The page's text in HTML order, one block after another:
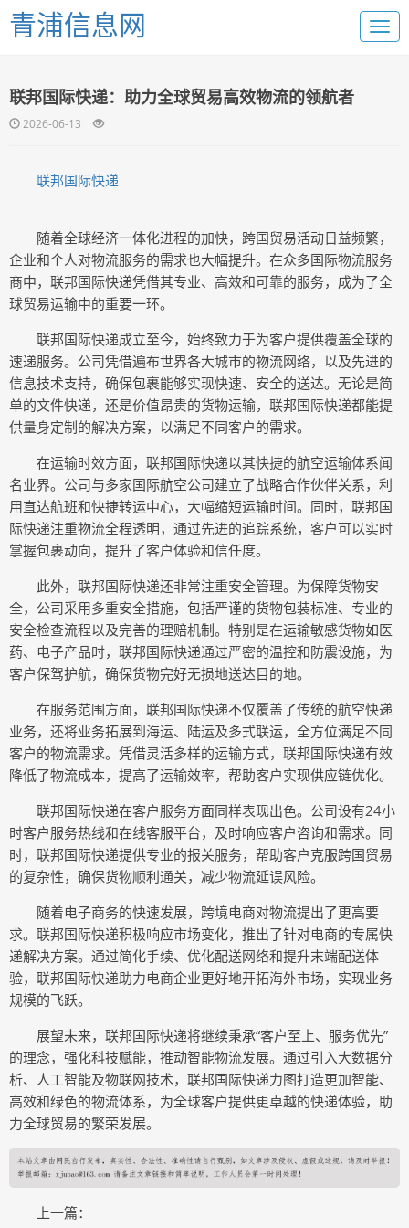
青浦信息网
联邦国际快递：助力全球贸易高效物流的领航者
2026-06-13
联邦国际快递
随着全球经济一体化进程的加快，跨国贸易活动日益频繁，
企业和个人对物流服务的需求也大幅提升。在众多国际物流服务
商中，联邦国际快递凭借其专业、高效和可靠的服务，成为了全
球贸易运输中的重要一环。
联邦国际快递成立至今，始终致力于为客户提供覆盖全球的
速递服务。公司凭借遍布世界各大城市的物流网络，以及先进的
信息技术支持，确保包裹能够实现快速、安全的送达。无论是简
单的文件快递，还是价值昂贵的货物运输，联邦国际快递都能提
供量身定制的解决方案，以满足不同客户的需求。
在运输时效方面，联邦国际快递以其快捷的航空运输体系闻
名业界。公司与多家国际航空公司建立了战略合作伙伴关系，利
用直达航班和快捷转运中心，大幅缩短运输时间。同时，联邦国
际快递注重物流全程透明，通过先进的追踪系统，客户可以实时
掌握包裹动向，提升了客户体验和信任度。
此外，联邦国际快递还非常注重安全管理。为保障货物安
全，公司采用多重安全措施，包括严谨的货物包装标准、专业的
安全检查流程以及完善的理赔机制。特别是在运输敏感货物如医
药、电子产品时，联邦国际快递通过严密的温控和防震设施，为
客户保驾护航，确保货物完好无损地送达目的地。
在服务范围方面，联邦国际快递不仅覆盖了传统的航空快递
业务，还将业务拓展到海运、陆运及多式联运，全方位满足不同
客户的物流需求。凭借灵活多样的运输方式，联邦国际快递有效
降低了物流成本，提高了运输效率，帮助客户实现供应链优化。
联邦国际快递在客户服务方面同样表现出色。公司设有24小
时客户服务热线和在线客服平台，及时响应客户咨询和需求。同
时，联邦国际快递提供专业的报关服务，帮助客户克服跨国贸易
的复杂性，确保货物顺利通关，减少物流延误风险。
随着电子商务的快速发展，跨境电商对物流提出了更高要
求。联邦国际快递积极响应市场变化，推出了针对电商的专属快
递解决方案。通过简化手续、优化配送网络和提升末端配送体
验，联邦国际快递助力电商企业更好地开拓海外市场，实现业务
规模的飞跃。
展望未来，联邦国际快递将继续秉承“客户至上、服务优先”
的理念，强化科技赋能，推动智能物流发展。通过引入大数据分
析、人工智能及物联网技术，联邦国际快递力图打造更加智能、
高效和绿色的物流体系，为全球客户提供更卓越的快递体验，助
力全球贸易的繁荣发展。
上一篇：